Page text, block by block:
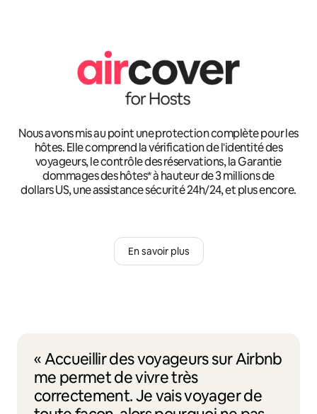
Nous avons mis au point une protection complète pour les
hôtes. Elle comprend la vérification de l'identité des
voyageurs, le contrôle des réservations, la Garantie
dommages des hôtes* à hauteur de 3 millions de
dollars US, une assistance sécurité 24h/24, et plus encore.
En savoir plus
« Accueillir des voyageurs sur Airbnb
me permet de vivre très
correctement. Je vais voyager de